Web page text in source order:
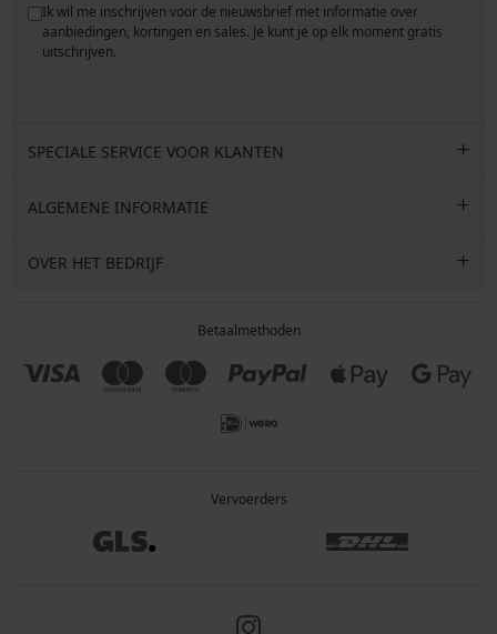
Ik wil me inschrijven voor de nieuwsbrief met informatie over
aanbiedingen, kortingen en sales. Je kunt je op elk moment gratis
uitschrijven.
SPECIALE SERVICE VOOR KLANTEN
ALGEMENE INFORMATIE
OVER HET BEDRIJF
Betaalmethoden
Vervoerders